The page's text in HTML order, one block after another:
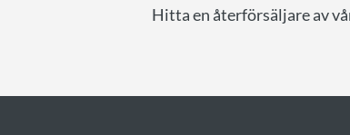
Hitta en återförsäljare av